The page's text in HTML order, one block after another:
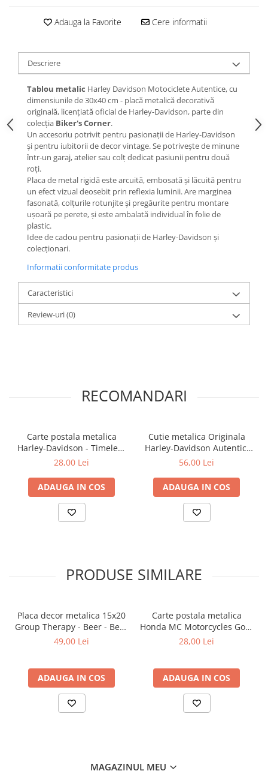
Adauga la Favorite Cere informatii
Descriere
Tablou metalic Harley Davidson Motociclete Autentice, cu
dimensiunile de 30x40 cm - placă metalică decorativă
originală, licențiată oficial de Harley-Davidson, parte din
colecția Biker's Corner.
Un accesoriu potrivit pentru pasionații de Harley-Davidson
și pentru iubitorii de decor vintage. Se potrivește de minune
într-un garaj, atelier sau colț dedicat pasiunii pentru două
roți.
Placa de metal rigidă este arcuită, embosată și lăcuită pentru
un efect vizual deosebit prin reflexia luminii. Are marginea
fasonată, colțurile rotunjite și pregăurite pentru montare
ușoară pe perete, și este ambalată individual în folie de
plastic.
Idee de cadou pentru pasionații de Harley-Davidson și
colecționari.
Informatii conformitate produs
Caracteristici
Review-uri(0)
RECOMANDARI
Carte postala metalica
Harley-Davidson - Timeless
Tradition, Originala, 10x14
28,00 Lei
ADAUGA IN COS
Cutie metalica Originala
Harley-Davidson Autentic,
plata, 23x16x7 cm
56,00 Lei
ADAUGA IN COS
PRODUSE SIMILARE
Placa decor metalica 15x20
Group Therapy - Beer - Bere
- Terapie de grup
49,00 Lei
ADAUGA IN COS
Carte postala metalica
Honda MC Motorcycles Gold
- Sigla Honda Moto pe
28,00 Lei
ADAUGA IN COS
MAGAZINUL MEU